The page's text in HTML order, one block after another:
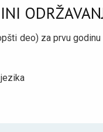
deo) za prvu